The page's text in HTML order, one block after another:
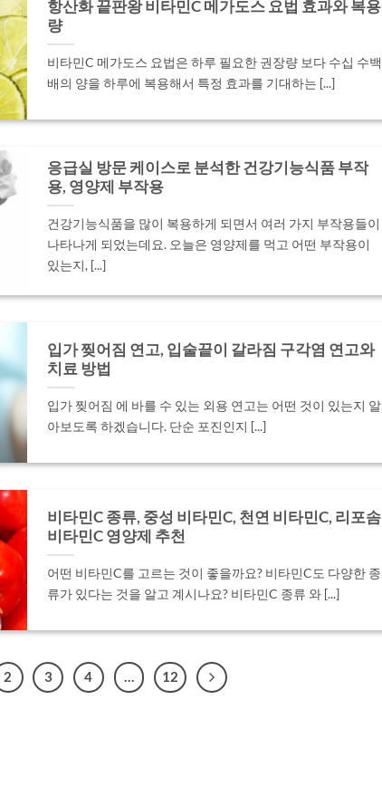
항산화 끝판왕 비타민C 메가도스 요법 효과와 복용
량
비타민C 메가도스 요법은 하루 필요한 권장량 보다 수십 수백
배의 양을 하루에 복용해서 특정 효과를 기대하는 [...]
응급실 방문 케이스로 분석한 건강기능식품 부작
용, 영양제 부작용
건강기능식품을 많이 복용하게 되면서 여러 가지 부작용들이
나타나게 되었는데요. 오늘은 영양제를 먹고 어떤 부작용이
있는지, [...]
입가 찢어짐 연고, 입술끝이 갈라짐 구각염 연고와
치료 방법
입가 찢어짐 에 바를 수 있는 외용 연고는 어떤 것이 있는지 알
아보도록 하겠습니다. 단순 포진인지 [...]
비타민C 종류, 중성 비타민C, 천연 비타민C, 리포솜
비타민C 영양제 추천
어떤 비타민C를 고르는 것이 좋을까요? 비타민C도 다양한 종
류가 있다는 것을 알고 계시나요? 비타민C 종류 와 [...]
2 3 4 … 12